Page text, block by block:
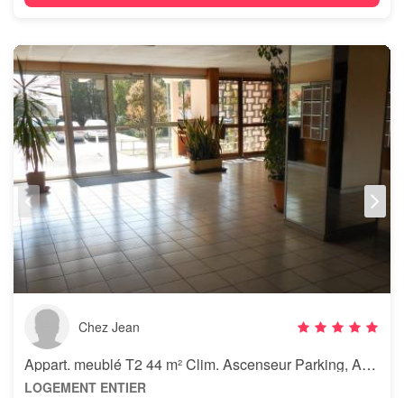
Chez Jean
Appart. meublé T2 44 m² Clim. Ascenseur Parking, Accès Handicapé.
LOGEMENT ENTIER